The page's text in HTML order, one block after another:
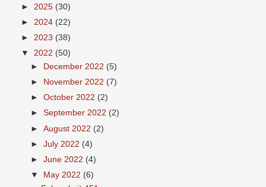
► 2025 (30)
► 2024 (22)
► 2023 (38)
▼ 2022 (50)
►
December 2022 (5)
►
November 2022 (7)
►October 2022 (2)
►September 2022 (2)
►August 2022 (2)
►July 2022 (4)
►June 2022 (4)
▼
May 2022 (6)